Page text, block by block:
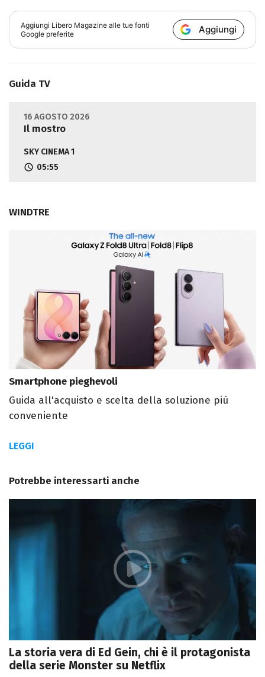
Aggiungi Libero Magazine alle tue fonti
Google preferite
Aggiungi
Guida TV
16 AGOSTO 2026
Il mostro
SKY CINEMA 1
05:55
WINDTRE
Smartphone pieghevoli
Guida all'acquisto e scelta della soluzione più
conveniente
LEGGI
Potrebbe interessarti anche
La storia vera di Ed Gein, chi è il protagonista
della serie Monster su Netflix